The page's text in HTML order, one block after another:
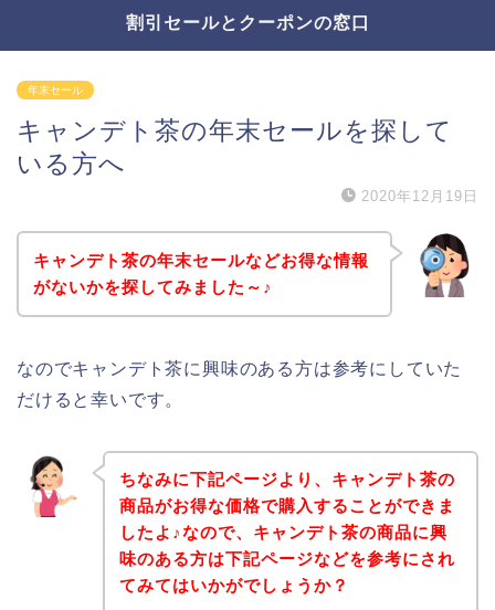
割引セールとクーポンの窓口
年末セール
キャンデト茶の年末セールを探して
いる方へ
2020年12月19日
キャンデト茶の年末セールなどお得な情報
がないかを探してみました～♪
なのでキャンデト茶に興味のある方は参考にしていた
だけると幸いです。
ちなみに下記ページより、キャンデト茶の
商品がお得な価格で購入することができま
したよ♪なので、キャンデト茶の商品に興
味のある方は下記ページなどを参考にされ
てみてはいかがでしょうか？